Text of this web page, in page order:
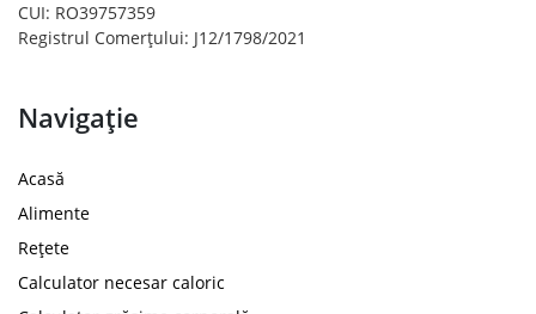
CUI: RO39757359
Registrul Comerțului: J12/1798/2021
Navigație
Acasă
Alimente
Rețete
Calculator necesar caloric